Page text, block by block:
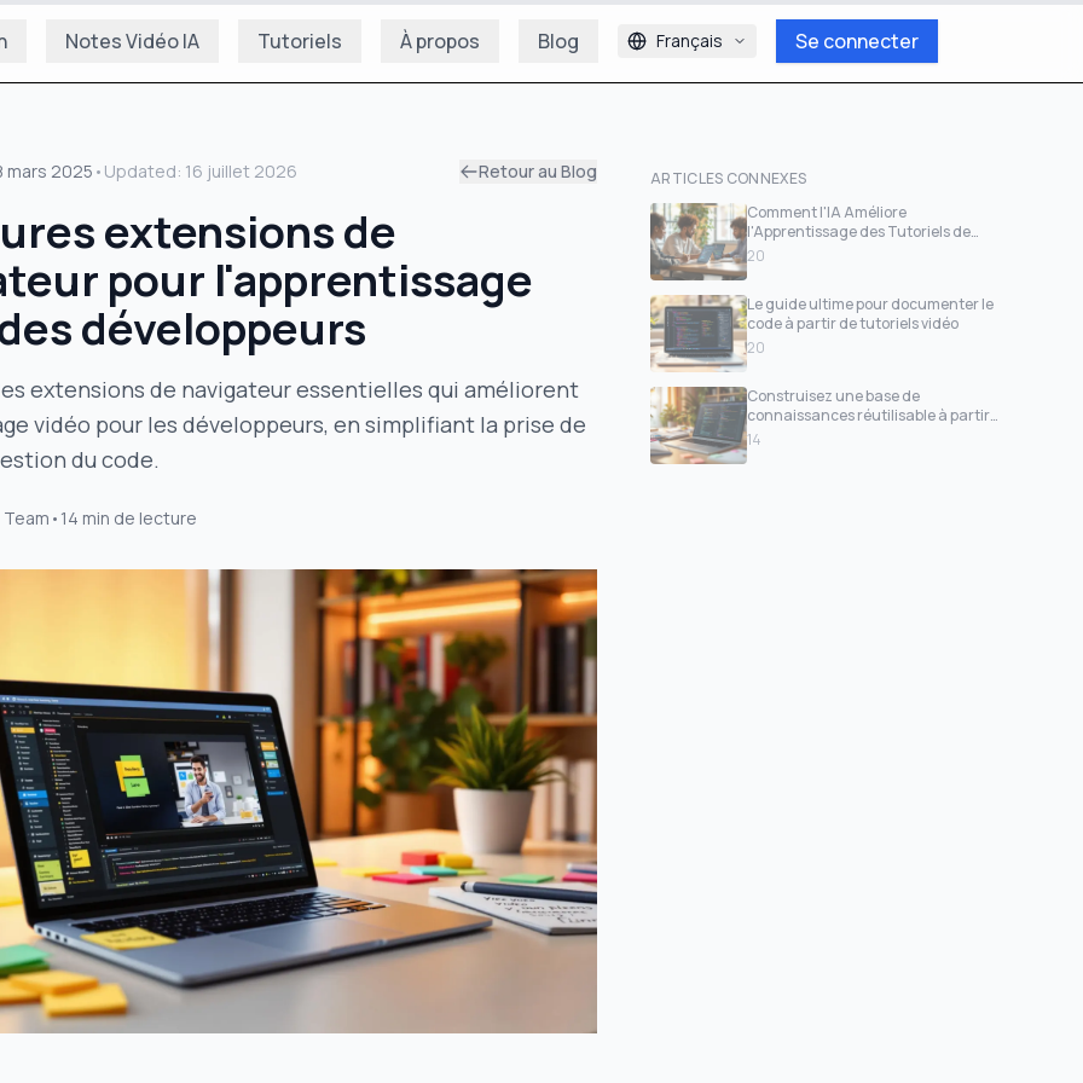
Notes Vidéo IA Tutoriels À propos Blog Français Se connecter
mars 2025 • Updated: 16 juillet 2026 Retour au Blog
extensions de
pour l'apprentissage
développeurs
extensions de navigateur essentielles qui améliorent
vidéo pour les développeurs, en simplifiant la prise de
du code.
• 14 min de lecture
ARTICLES CONNEXES
Comment l'IA Améliore
l'Apprentissage des Tutoriels de
Programmation
20
Le guide ultime pour documenter le
code à partir de tutoriels vidéo
20
Construisez une base de
connaissances réutilisable à partir
des tutoriels de code
14